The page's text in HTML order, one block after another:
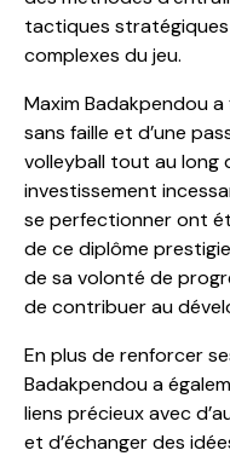
tactiques
complexes du jeu.
Maxim Badakpendou
sans faille et d’une
volleyball tout au long
investissement
se perfectionner ont
de ce diplôme
de sa volonté de
de contribuer au
En plus de renforcer
Badakpendou a
liens précieux avec
et d’échanger des